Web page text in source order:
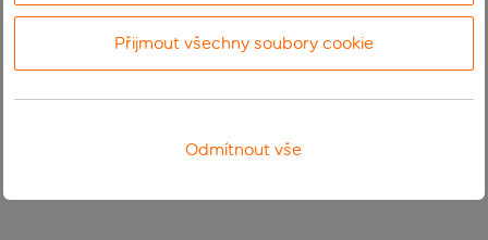
Přijmout všechny soubory cookie
Odmítnout vše